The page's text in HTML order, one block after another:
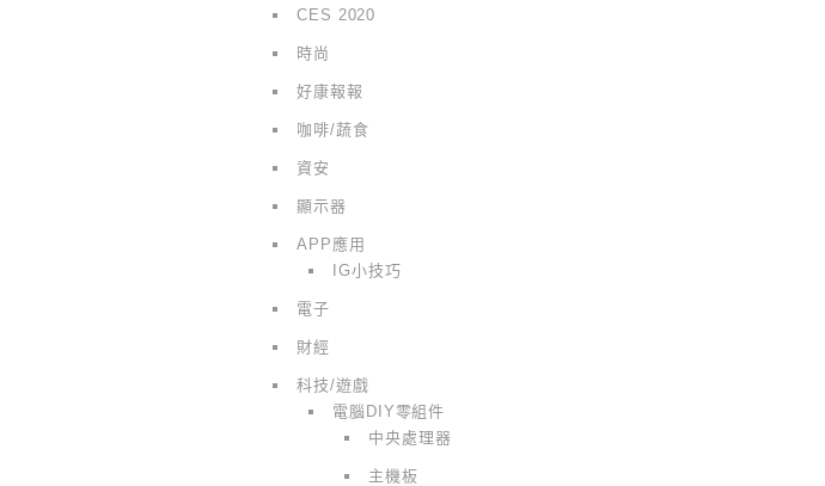
CES 2020
時尚
好康報報
咖啡/蔬食
資安
顯示器
APP應用
IG小技巧
電子
財經
科技/遊戲
電腦DIY零組件
中央處理器
主機板